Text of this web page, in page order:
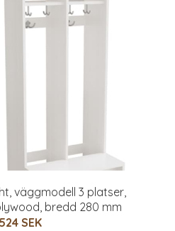
väggmodell 3 platser,
bredd 280 mm
SEK